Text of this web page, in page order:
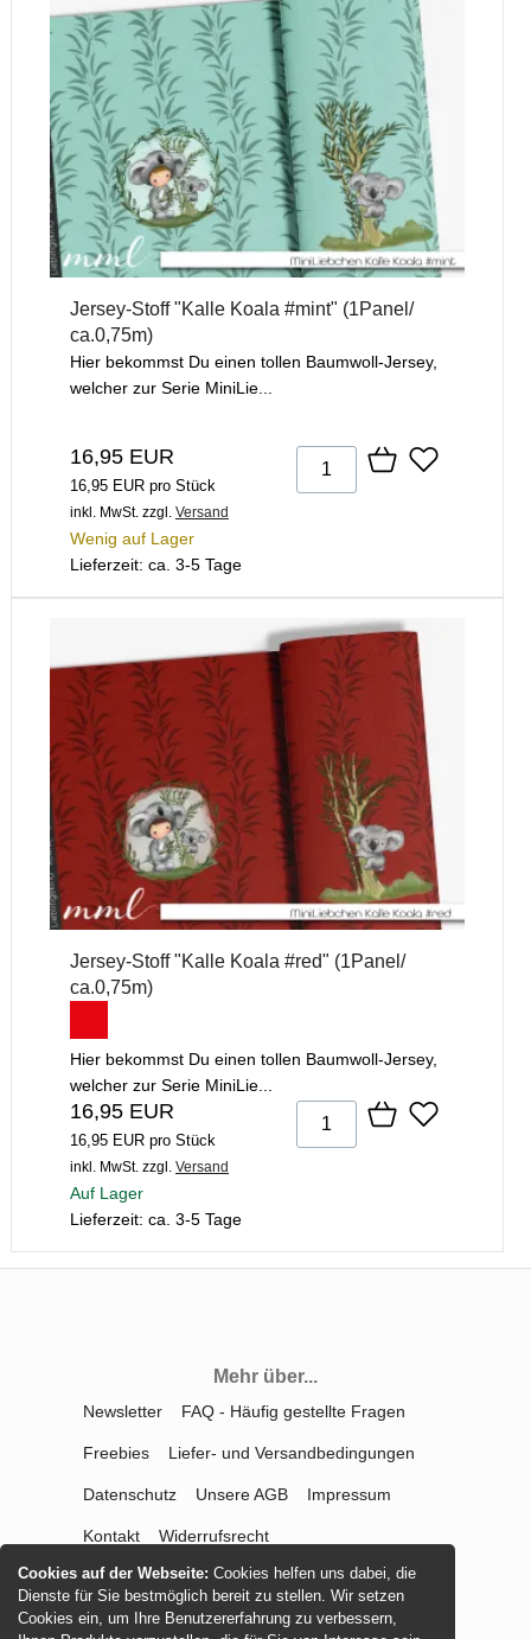
Cookies auf der Webseite:Cookies helfen uns dabei, die
Dienste für Sie bestmöglich bereit zu stellen. Wir setzen
Cookies ein, um Ihre Benutzererfahrung zu verbessern,
Jersey-Stoff "Kalle Koala #mint" (1Panel/
ca.0,75m)
Hier bekommst Du einen tollen Baumwoll-Jersey,
welcher zur Serie MiniLie...
16,95 EUR
16,95 EUR pro Stück
inkl. MwSt. zzgl. Versand
Wenig auf Lager
Lieferzeit: ca. 3-5 Tage
Jersey-Stoff "Kalle Koala #red" (1Panel/
ca.0,75m)
Hier bekommst Du einen tollen Baumwoll-Jersey,
welcher zur Serie MiniLie...
16,95 EUR
16,95 EUR pro Stück
inkl. MwSt. zzgl. Versand
Auf Lager
Lieferzeit: ca. 3-5 Tage
Mehr über...
Newsletter FAQ - Häufig gestellte Fragen
Freebies Liefer- und Versandbedingungen
Datenschutz Unsere AGB Impressum
Kontakt Widerrufsrecht
Vertrag widerrufen